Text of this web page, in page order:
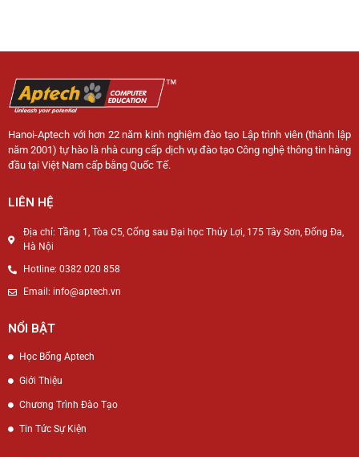
Hanoi-Aptech với hơn 22 năm kinh nghiệm đào tạo Lập trình viên (thành lập
năm 2001) tự hào là nhà cung cấp dịch vụ đào tạo Công nghệ thông tin hàng
đầu tại Việt Nam cấp bằng Quốc Tế.
LIÊN HỆ
Địa chỉ: Tầng 1, Tòa C5, Cổng sau Đại học Thủy Lợi, 175 Tây Sơn, Đống Đa,
Hà Nội
Hotline: 0382 020 858
Email: info@aptech.vn
NỔI BẬT
Học Bổng Aptech
Giới Thiệu
Chương Trình Đào Tạo
Tin Tức Sự Kiện